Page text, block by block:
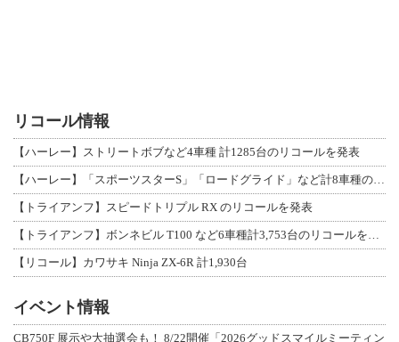
リコール情報
【ハーレー】ストリートボブなど4車種 計1285台のリコールを発表
【トライアンフ】スピードトリプル RX のリコールを発表
【リコール】カワサキ Ninja ZX-6R 計1,930台
イベント情報
CB750F 展示や大抽選会も！ 8/22開催「2026グッドスマイルミーティン